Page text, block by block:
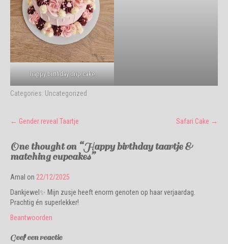
happy birthday drip cake
Categories: Uncategorized
Post
navigation
← Gender reveal Taartje Safari Cake →
One thought on “Happy birthday taartje &
matching cupcakes”
Amal on 22/12/2025
Dankjewel✨ Mijn zusje heeft enorm genoten op haar verjaardag.
Prachtig én superlekker!
Beantwoorden
Geef een reactie